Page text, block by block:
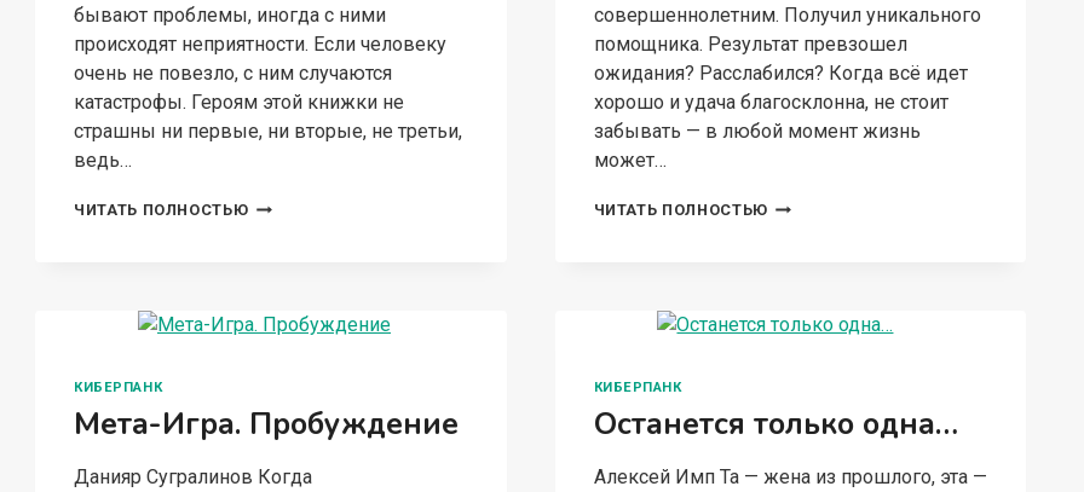
бывают проблемы, иногда с ними
происходят неприятности. Если человеку
очень не повезло, с ним случаются
катастрофы. Героям этой книжки не
страшны ни первые, ни вторые, не третьи,
ведь…
ЧИТАТЬ ПОЛНОСТЬЮ ХРОНИКИ
совершеннолетним. Получил уникального
помощника. Результат превзошел
ожидания? Расслабился? Когда всё идет
хорошо и удача благосклонна, не стоит
забывать — в любой момент жизнь
может…
ЧИТАТЬ ПОЛНОСТЬЮ ПЕПЕЛЬНЫЙ
КИБЕРПАНК
Мета-Игра. Пробуждение
Данияр Сугралинов Когда
КИБЕРПАНК
Останется только одна…
Алексей Имп Та — жена из прошлого, эта —